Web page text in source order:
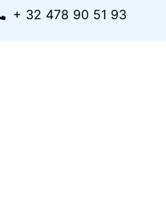
+ 32 478 90 51 93